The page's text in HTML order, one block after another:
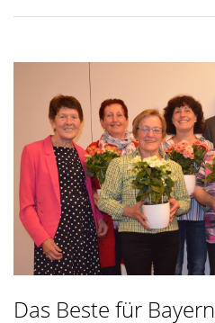
Das Beste für Bayern